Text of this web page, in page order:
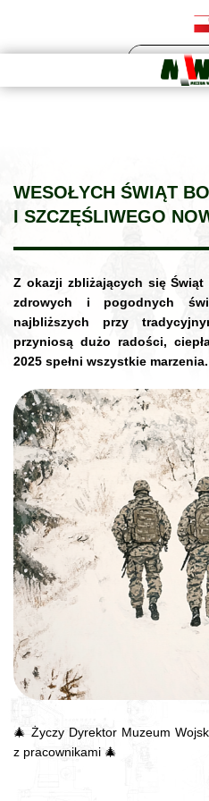
WESOŁYCH ŚWIĄT
I SZCZĘŚLIWEGO
Z okazji zbliżających się Świąt
zdrowych i pogodnych
najbliższych przy
przyniosą dużo radości,
2025 spełni wszystkie marzenia.
🎄 Życzy Dyrektor Muzeum
z pracownikami 🎄